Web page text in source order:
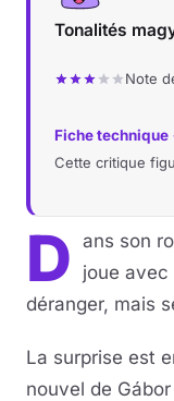
Tonalités
Note
Fiche technique
Cette critique
D ans son
joue
déranger, mais
La surprise est
nouvel de